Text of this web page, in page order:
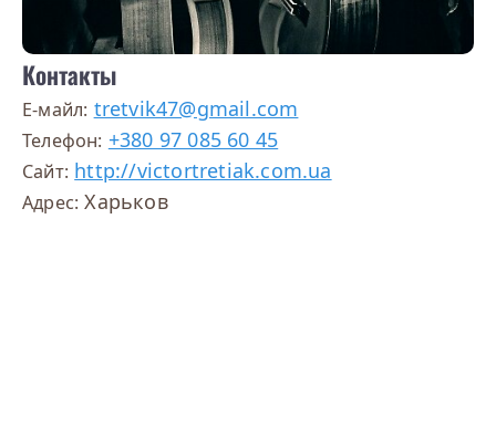
Контакты
E-майл: tretvik47@gmail.com
Телефон: +380 97 085 60 45
Сайт: http://victortretiak.com.ua
Адрес: Харьков